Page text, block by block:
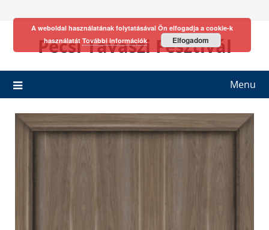
Pécsi Tavaszi Fesztivál
Menu
A weboldal használatának folytatásával Ön elfogadja a cookie-k
használatát További információk Elfogadom